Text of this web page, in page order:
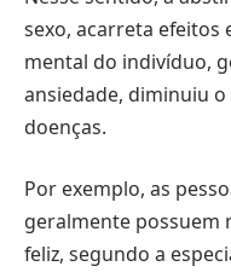
sexo, acarreta efeitos
mental do indivíduo,
ansiedade, diminuiu
doenças.
Por exemplo, as
geralmente possuem
feliz, segundo a